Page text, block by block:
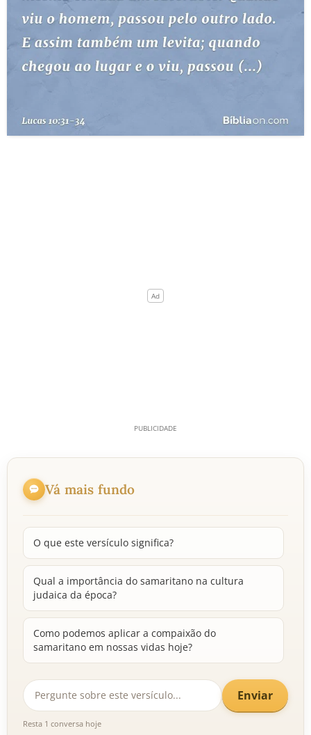
Vá mais fundo
O que este versículo significa?
Qual a importância do samaritano na cultura
judaica da época?
Como podemos aplicar a compaixão do
samaritano em nossas vidas hoje?
Enviar
Resta 1 conversa hoje